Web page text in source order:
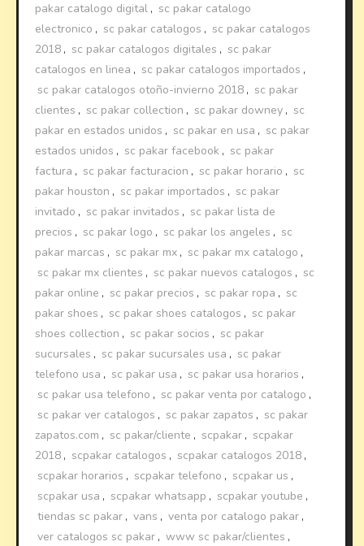
pakar catalogo digital , sc pakar catalogo
electronico , sc pakar catalogos , sc pakar catalogos
2018 , sc pakar catalogos digitales , sc pakar
catalogos en linea , sc pakar catalogos importados ,
sc pakar catalogos otoño-invierno 2018 , sc pakar
clientes , sc pakar collection , sc pakar downey , sc
pakar en estados unidos , sc pakar en usa , sc pakar
estados unidos , sc pakar facebook , sc pakar
factura , sc pakar facturacion , sc pakar horario , sc
pakar houston , sc pakar importados , sc pakar
invitado , sc pakar invitados , sc pakar lista de
precios , sc pakar logo , sc pakar los angeles , sc
pakar marcas , sc pakar mx , sc pakar mx catalogo ,
sc pakar mx clientes , sc pakar nuevos catalogos , sc
pakar online , sc pakar precios , sc pakar ropa , sc
pakar shoes , sc pakar shoes catalogos , sc pakar
shoes collection , sc pakar socios , sc pakar
sucursales , sc pakar sucursales usa , sc pakar
telefono usa , sc pakar usa , sc pakar usa horarios ,
sc pakar usa telefono , sc pakar venta por catalogo ,
sc pakar ver catalogos , sc pakar zapatos , sc pakar
zapatos.com , sc pakar/cliente , scpakar , scpakar
2018 , scpakar catalogos , scpakar catalogos 2018 ,
scpakar horarios , scpakar telefono , scpakar us ,
scpakar usa , scpakar whatsapp , scpakar youtube ,
tiendas sc pakar , vans , venta por catalogo pakar ,
ver catalogos sc pakar , www sc pakar/clientes ,